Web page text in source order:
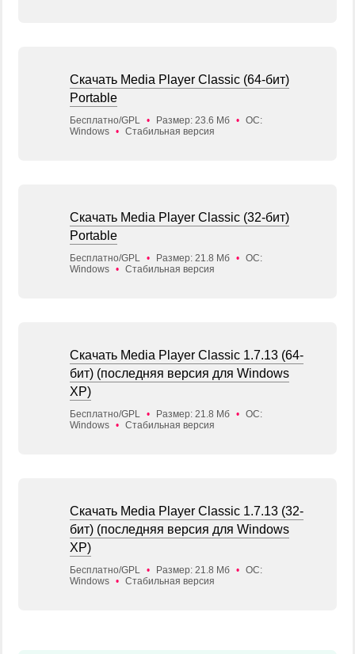
Скачать Media Player Classic (64-бит)
Portable
Бесплатно/GPL • Размер: 23.6 Мб • ОС:
Windows • Стабильная версия
Скачать Media Player Classic (32-бит)
Portable
Бесплатно/GPL • Размер: 21.8 Мб • ОС:
Windows • Стабильная версия
Скачать Media Player Classic 1.7.13 (64-
бит) (последняя версия для Windows
XP)
Бесплатно/GPL • Размер: 21.8 Мб • ОС:
Windows • Стабильная версия
Скачать Media Player Classic 1.7.13 (32-
бит) (последняя версия для Windows
XP)
Бесплатно/GPL • Размер: 21.8 Мб • ОС:
Windows • Стабильная версия